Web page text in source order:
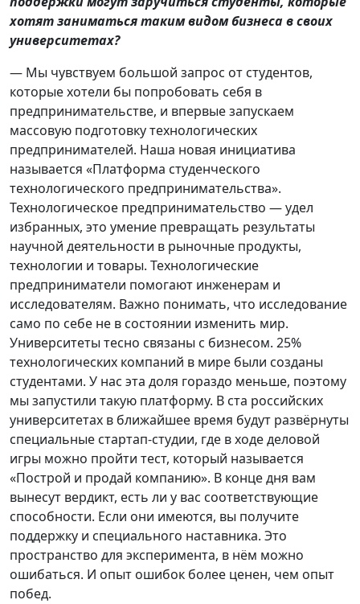
хотят заниматься таким видом бизнеса в своих
университетах?
— Мы чувствуем большой запрос от студентов,
которые хотели бы попробовать себя в
предпринимательстве, и впервые запускаем
массовую подготовку технологических
предпринимателей. Наша новая инициатива
называется «Платформа студенческого
технологического предпринимательства».
Технологическое предпринимательство — удел
избранных, это умение превращать результаты
научной деятельности в рыночные продукты,
технологии и товары. Технологические
предприниматели помогают инженерам и
исследователям. Важно понимать, что исследование
само по себе не в состоянии изменить мир.
Университеты тесно связаны с бизнесом. 25%
технологических компаний в мире были созданы
студентами. У нас эта доля гораздо меньше, поэтому
мы запустили такую платформу. В ста российских
университетах в ближайшее время будут развёрнуты
специальные стартап-студии, где в ходе деловой
игры можно пройти тест, который называется
«Построй и продай компанию». В конце дня вам
вынесут вердикт, есть ли у вас соответствующие
способности. Если они имеются, вы получите
поддержку и специального наставника. Это
пространство для эксперимента, в нём можно
ошибаться. И опыт ошибок более ценен, чем опыт
побед.